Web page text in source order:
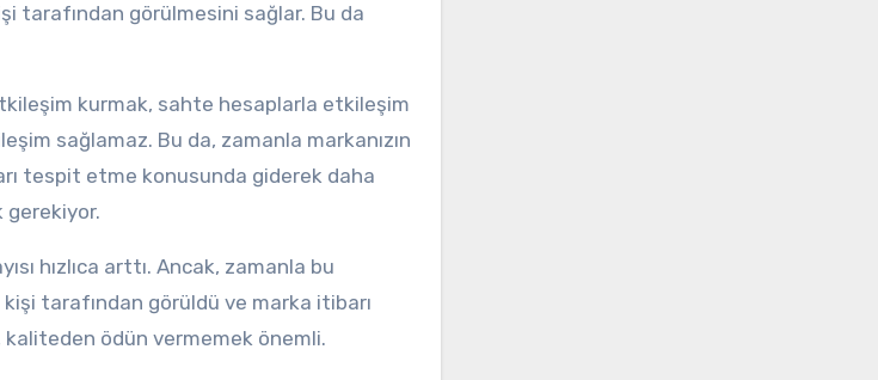
tarafından görülmesini sağlar. Bu da
kurmak, sahte hesaplarla etkileşim
sağlamaz. Bu da, zamanla markanızın
tespit etme konusunda giderek daha
gerekiyor.
hızlıca arttı. Ancak, zamanla bu
tarafından görüldü ve marka itibarı
kaliteden ödün vermemek önemli.